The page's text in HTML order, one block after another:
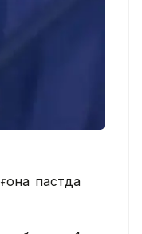
пастда